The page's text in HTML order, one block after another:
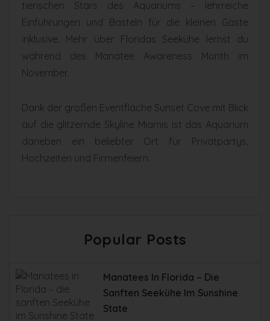
tierischen Stars des Aquariums – lehrreiche
Einführungen und Basteln für die kleinen Gäste
inklusive. Mehr über Floridas Seekühe lernst du
während des Manatee Awareness Month im
November.
Dank der großen Eventfläche Sunset Cove mit Blick
auf die glitzernde Skyline Miamis ist das Aquarium
daneben ein beliebter Ort für Privatpartys,
Hochzeiten und Firmenfeiern.
Popular Posts
Manatees In Florida – Die
Sanften Seekühe Im Sunshine
State